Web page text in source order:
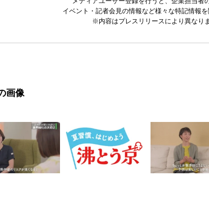
イベント・記者会見の情報など様々な特記情報を
※内容はプレスリリースにより異なりま
画像